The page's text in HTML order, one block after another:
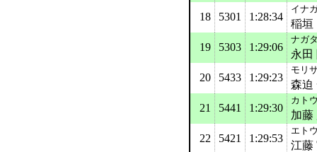
18
5301 1:28:34
イナ
稲垣
19
5303 1:29:06
ナガ
永田
20
5433 1:29:23
モリ
森迫
21
5441 1:29:30
カト
加藤
22
5421 1:29:53
エト
江藤